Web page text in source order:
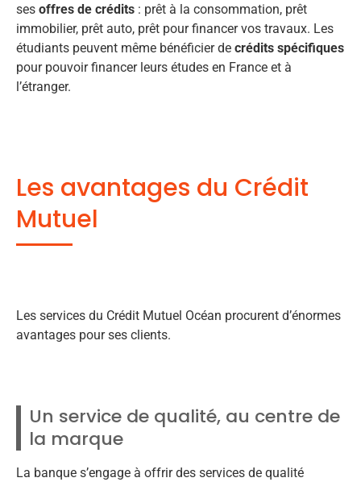
ses offres de crédits : prêt à la consommation, prêt
immobilier, prêt auto, prêt pour financer vos travaux. Les
étudiants peuvent même bénéficier de crédits spécifiques
pour pouvoir financer leurs études en France et à
l’étranger.
Les avantages du Crédit
Mutuel
Les services du Crédit Mutuel Océan procurent d’énormes
avantages pour ses clients.
Un service de qualité, au centre de
la marque
La banque s’engage à offrir des services de qualité